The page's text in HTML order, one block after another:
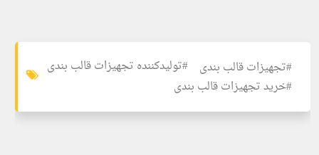
#تجهیزات قالب بندی #تولیدکننده تجهیزات قالب بندی
#خرید تجهیزات قالب بندی